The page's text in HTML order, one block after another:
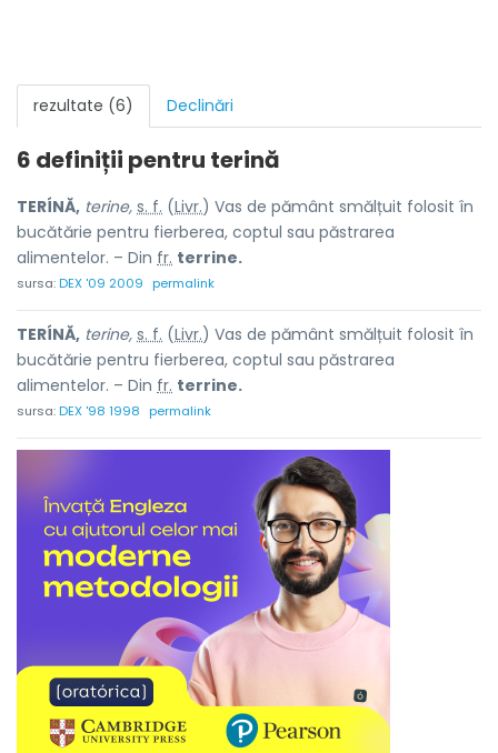
rezultate (6) Declinări
6 definiții pentru terină
TERÍNĂ, terine, s. f. (Livr.) Vas de pământ smălțuit folosit în
bucătărie pentru fierberea, coptul sau păstrarea
alimentelor. – Din fr. terrine.
sursa:DEX '09 2009 permalink
TERÍNĂ, terine, s. f. (Livr.) Vas de pământ smălțuit folosit în
bucătărie pentru fierberea, coptul sau păstrarea
alimentelor. – Din fr. terrine.
sursa:DEX '98 1998 permalink